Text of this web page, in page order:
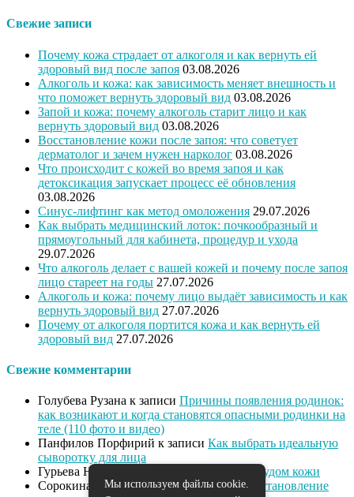
Свежие записи
Почему кожа страдает от алкоголя и как вернуть ей
здоровый вид после запоя 03.08.2026
Алкоголь и кожа: как зависимость меняет внешность и
что поможет вернуть здоровый вид 03.08.2026
Запой и кожа: почему алкоголь старит лицо и как
вернуть здоровый вид 03.08.2026
Восстановление кожи после запоя: что советует
дерматолог и зачем нужен нарколог 03.08.2026
Что происходит с кожей во время запоя и как
детоксикация запускает процесс её обновления
03.08.2026
Синус-лифтинг как метод омоложения 29.07.2026
Как выбрать медицинский лоток: почкообразный и
прямоугольный для кабинета, процедур и ухода
29.07.2026
Что алкоголь делает с вашей кожей и почему после запоя
лицо стареет на годы 27.07.2026
Алкоголь и кожа: почему лицо выдаёт зависимость и как
вернуть здоровый вид 27.07.2026
Почему от алкоголя портится кожа и как вернуть ей
здоровый вид 27.07.2026
Свежие комментарии
Голубева Рузана к записи Причины появления родинок:
как возникают и когда становятся опасными родинки на
теле (110 фото и видео)
Панфилов Порфирий к записи Как выбрать идеальную
сыворотку для лица
Гурьева Нева
Как справиться с зудом кожи
Сорокина Дианак записи Питание и восстановление
Мы используем файлы cookie.